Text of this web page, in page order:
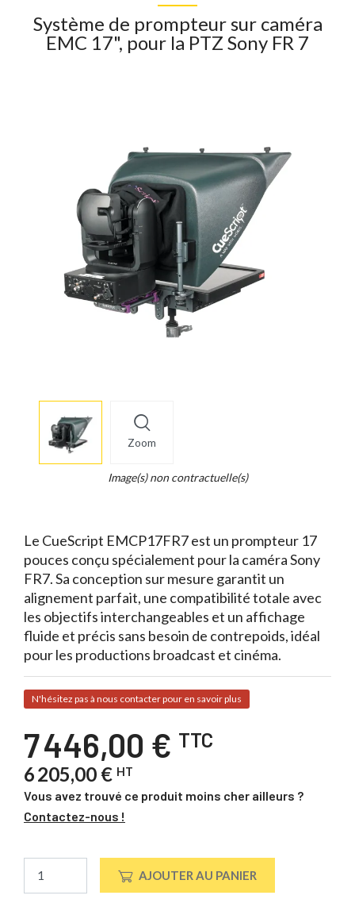
Système de prompteur sur caméra
EMC 17", pour la PTZ Sony FR 7
Zoom
info
Legend...
Image(s) non contractuelle(s)
Le CueScript EMCP17FR7 est un prompteur 17
pouces conçu spécialement pour la caméra Sony
FR7. Sa conception sur mesure garantit un
alignement parfait, une compatibilité totale avec
les objectifs interchangeables et un affichage
fluide et précis sans besoin de contrepoids, idéal
pour les productions broadcast et cinéma.
N'hésitez pas à nous contacter pour en savoir plus
7 446,00 € TTC
6 205,00 € HT
Vous avez trouvé ce produit moins cher ailleurs ?
Contactez-nous !
AJOUTER AU PANIER